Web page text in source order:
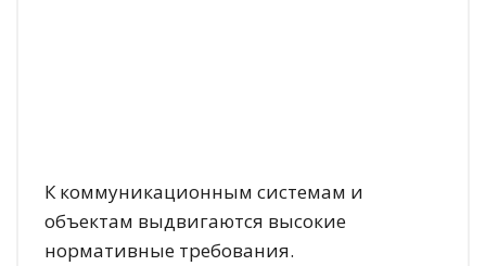
К коммуникационным системам и
объектам выдвигаются высокие
нормативные требования.